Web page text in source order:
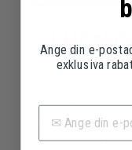
LUGN
som håller dina
Clapham väver
skadliga
Ange din e-
exklusiva